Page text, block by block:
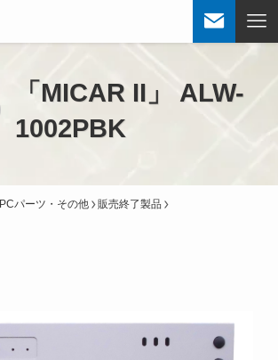
「MICAR II」 ALW-
1002PBK
PCパーツ・その他 販売終了製品